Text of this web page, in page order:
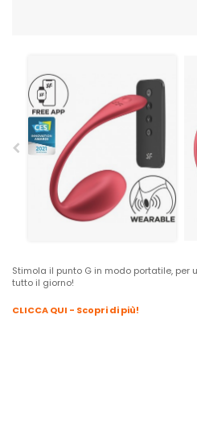
Stimola il punto G in modo portatile,
tutto il giorno!
CLICCA QUI - Scopri di più!